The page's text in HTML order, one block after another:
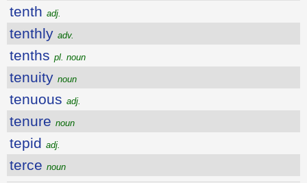
tenth adj.
tenthly adv.
tenths pl. noun
tenuity noun
tenuous adj.
tenure noun
tepid adj.
terce noun